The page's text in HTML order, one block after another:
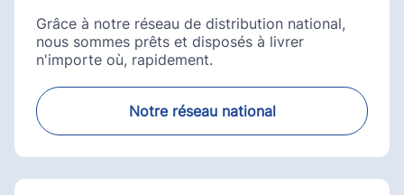
Grâce à notre réseau de distribution national,
nous sommes prêts et disposés à livrer
n'importe où, rapidement.
Notre réseau national